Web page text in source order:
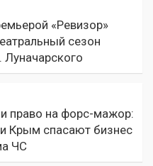
«Ревизор»
сезон
Луначарского
право на форс-мажор:
Крым спасают бизнес
ЧС